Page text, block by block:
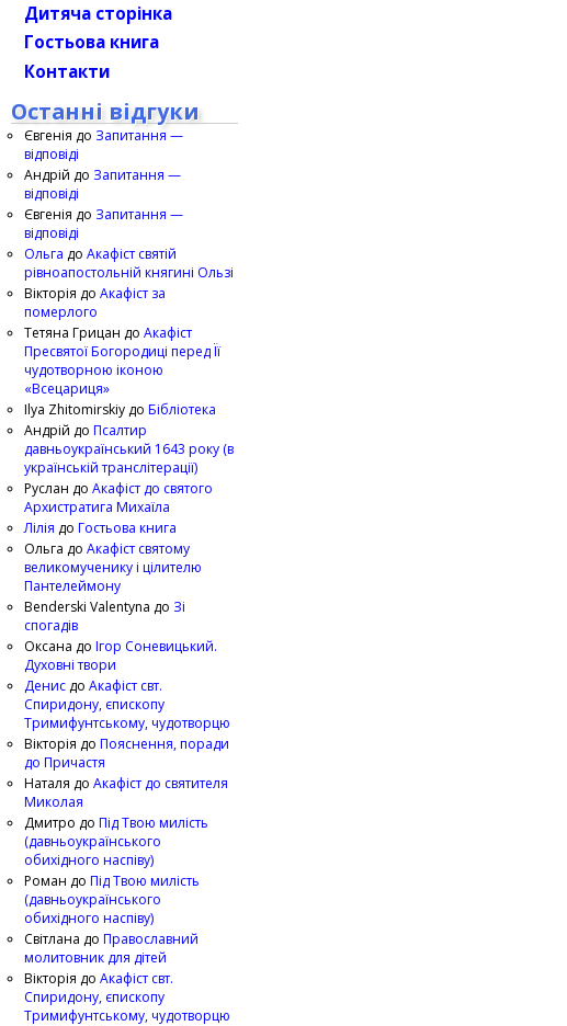
Дитяча сторінка
Гостьова книга
Контакти
Останні відгуки
Євгенія до Запитання —
відповіді
Андрій до Запитання —
відповіді
Євгенія до Запитання —
відповіді
Ольга до Акафіст святій
рівноапостольній княгині Ользі
Вікторія до Акафіст за
померлого
Тетяна Грицан до Акафіст
Пресвятої Богородиці перед Її
чудотворною іконою
«Всецариця»
Ilya Zhitomirskiy до Бібліотека
Андрій до Псалтир
давньоукраїнський 1643 року (в
українській транслітерації)
Руслан до Акафіст до святого
Архистратига Михаїла
Лілія до Гостьова книга
Ольга до Акафіст святому
великомученику і цілителю
Пантелеймону
Benderski Valentyna до Зі
спогадів
Оксана до Ігор Соневицький.
Духовні твори
Денис до Акафіст свт.
Спиридону, єпископу
Тримифунтському, чудотворцю
Вікторія до Пояснення, поради
до Причастя
Наталя до Акафіст до святителя
Миколая
Дмитро до Під Твою милість
(давньоукраїнського
обихідного наспіву)
Роман до Під Твою милість
(давньоукраїнського
обихідного наспіву)
Світлана до Православний
молитовник для дітей
Вікторія до Акафіст свт.
Спиридону, єпископу
Тримифунтському, чудотворцю